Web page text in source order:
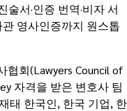
술서·인증 번역·비자 서
관 영사인증까지 원스톱
협회(Lawyers Council of
자격을 받은 변호사 팀
태 한국인, 한국 기업, 한